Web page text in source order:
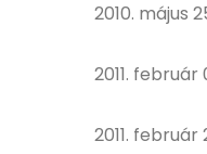
2010. május
2011.
2011. február